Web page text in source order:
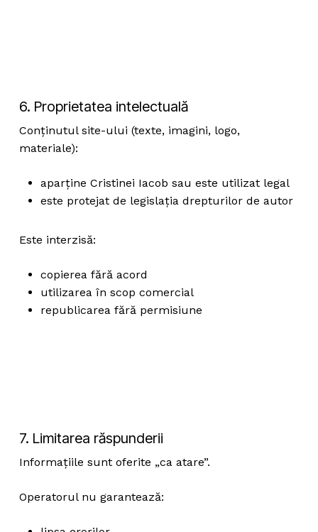
6. Proprietatea intelectuală
Conținutul site-ului (texte, imagini, logo,
materiale):
aparține Cristinei Iacob sau este utilizat legal
este protejat de legislația drepturilor de autor
Este interzisă:
copierea fără acord
utilizarea în scop comercial
republicarea fără permisiune
7. Limitarea răspunderii
Informațiile sunt oferite „ca atare”.
Operatorul nu garantează: